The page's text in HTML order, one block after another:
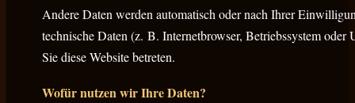
Andere Daten werden automatisch oder nach Ihrer
technische Daten (z. B. Internetbrowser, Betriebssystem
Sie diese Website betreten.
Wofür nutzen wir Ihre Daten?